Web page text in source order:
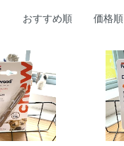
おすすめ順 価格順